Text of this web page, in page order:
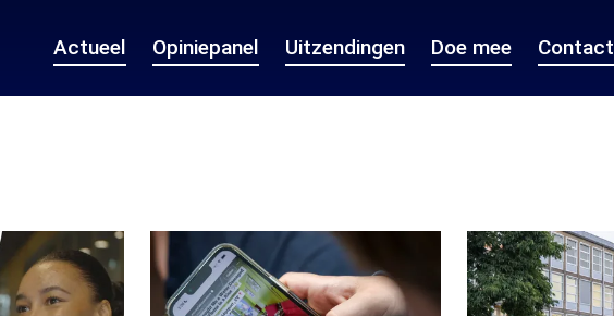
Actueel Opiniepanel Uitzendingen Doe mee Contact